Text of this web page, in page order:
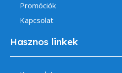
Promóciók
Kapcsolat
Hasznos linkek